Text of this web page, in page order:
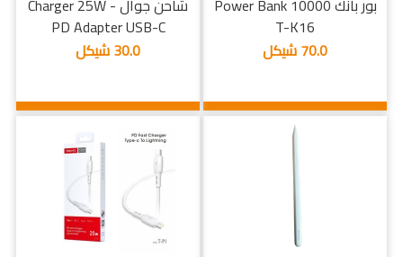
بور بانك Power Bank 10000
T-K16
70.0 شيكل
شاحن جوال - Charger 25W
PD Adapter USB-C
30.0 شيكل